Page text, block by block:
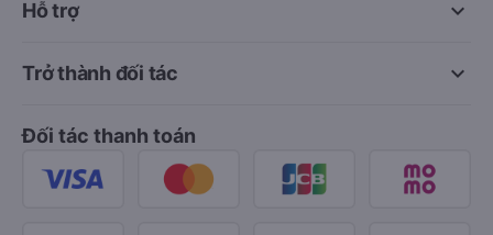
keyboard_arrow_down
Hỗ trợ
keyboard_arrow_down
Trở thành đối tác
Đối tác thanh toán